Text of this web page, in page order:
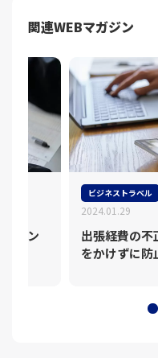
関連WEBマガジン
イン
ビジネストラベル
2024.01.29
出張経費の
をかけずに防